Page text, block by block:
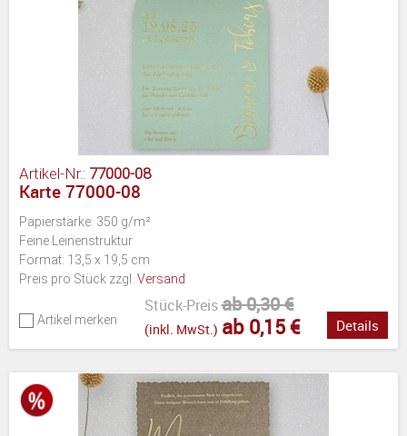
Artikel-Nr.: 77000-08
Karte 77000-08
Papierstärke: 350 g/m²
Feine Leinenstruktur
Format: 13,5 x 19,5 cm
Preis pro Stück zzgl. Versand
Artikel merken
Stück-Preisab 0,30 €
(inkl. MwSt.) ab 0,15 € Details